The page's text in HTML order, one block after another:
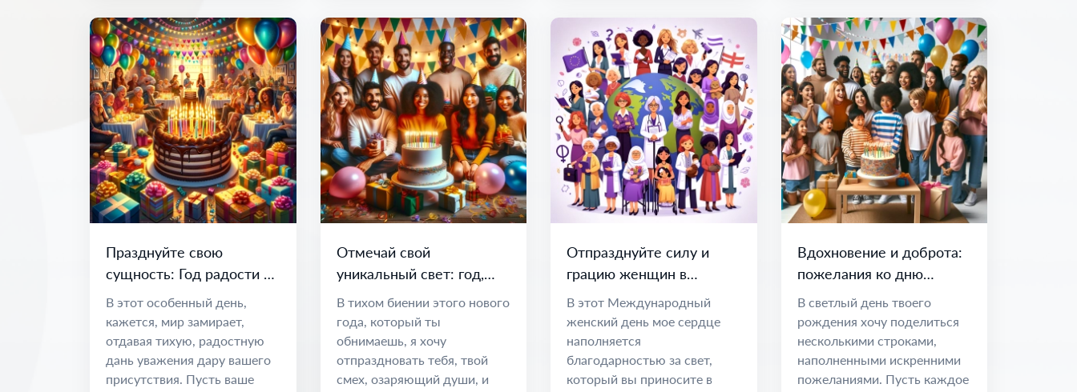
Празднуйте свою
сущность: Год радости и
возможностей
В этот особенный день,
кажется, мир замирает,
отдавая тихую, радостную
дань уважения дару вашего
присутствия. Пусть ваше
Отмечай свой
уникальный свет: год,
полный мечтаний и
возможностей
В тихом биении этого нового
года, который ты
обнимаешь, я хочу
отпраздновать тебя, твой
смех, озаряющий души, и
Отпразднуйте силу и
грацию женщин в
Международный
женский день
В этот Международный
женский день мое сердце
наполняется
благодарностью за свет,
который вы приносите в
Вдохновение и доброта:
пожелания ко дню
рождения
В светлый день твоего
рождения хочу поделиться
несколькими строками,
наполненными искренними
пожеланиями. Пусть каждое